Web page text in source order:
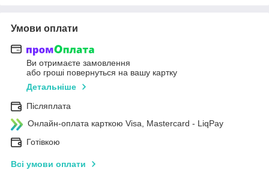
Умови оплати
Ви отримаєте замовлення
або гроші повернуться на вашу картку
Детальніше
Післяплата
Онлайн-оплата карткою Visa, Mastercard - LiqPay
Готівкою
Всі умови оплати